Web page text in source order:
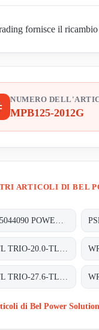
fornisce il
NUMERO
MPB125-2012G
ARTICOLI DI BEL
di Bel Power